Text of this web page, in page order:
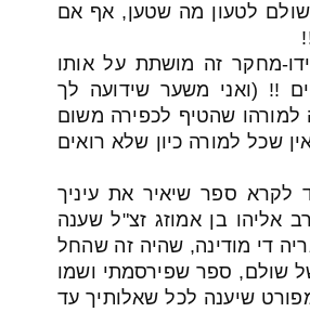
לטעון מה שטען, אף אם
מחקר זה מושתת על אותו
!! (ואני משער שידועה לך
למורהו שהטיף לכפירה משום
שכל למורה כיון שלא רואים
לקרא ספר שיאיר את עיניך
אליהו בן אמוזג זצ"ל שענה
אריה די מודינה, שהיה זה שהחל
שולם, ספר שפירסמתי ושמו
שיענה לכל שאלותיך עד